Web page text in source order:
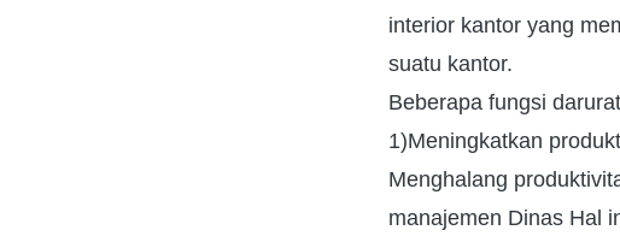
interior kantor yang
suatu kantor.
Beberapa fungsi
1)Meningkatkan
Menghalang
manajemen Dinas Hal